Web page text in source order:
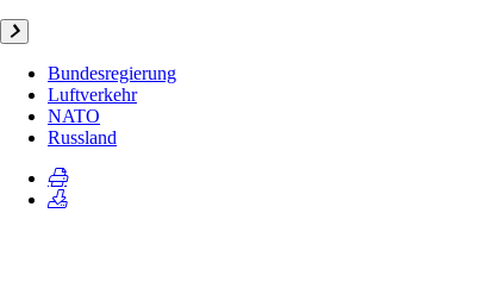
Bundesregierung
Luftverkehr
NATO
Russland